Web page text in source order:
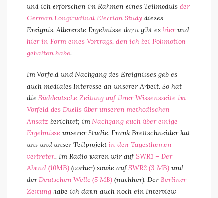
und ich erforschen im Rahmen eines Teilmoduls der
German Longitudinal Election Study dieses
Ereignis. Allererste Ergebnisse dazu gibt es hierund
hier in Form eines Vortrags, den ich bei Polimotion
gehalten habe.
Im Vorfeld und Nachgang des Ereignisses gab es
auch mediales Interesse an unserer Arbeit. So hat
die Süddeutsche Zeitung auf ihrer Wissensseite im
Vorfeld des Duells über unseren methodischen
Ansatz berichtet; im Nachgang auch über einige
Ergebnisse unserer Studie. Frank Brettschneider hat
uns und unser Teilprojekt in den Tagesthemen
vertreten. Im Radio waren wir aufSWR1 – Der
Abend (10MB) (vorher) sowie aufSWR2 (3 MB) und
derDeutschen Welle (5 MB) (nachher). DerBerliner
Zeitung habe ich dann auch noch ein Interview